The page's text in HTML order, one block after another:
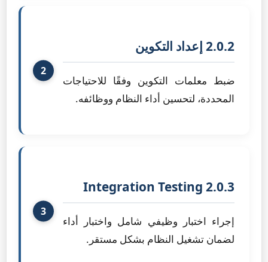
2.0.2 إعداد التكوين
ضبط معلمات التكوين وفقًا للاحتياجات
المحددة، لتحسين أداء النظام ووظائفه.
2.0.3 Integration Testing
إجراء اختبار وظيفي شامل واختبار أداء
لضمان تشغيل النظام بشكل مستقر.